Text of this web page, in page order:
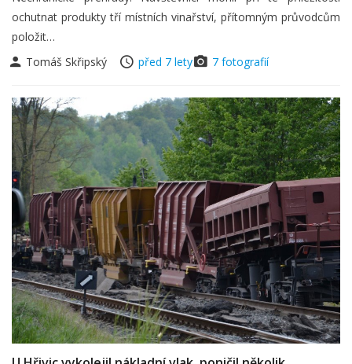
ochutnat produkty tří místních vinařství, přítomným průvodcům
položit…
Tomáš Skřipský
před 7 lety 7 fotografií